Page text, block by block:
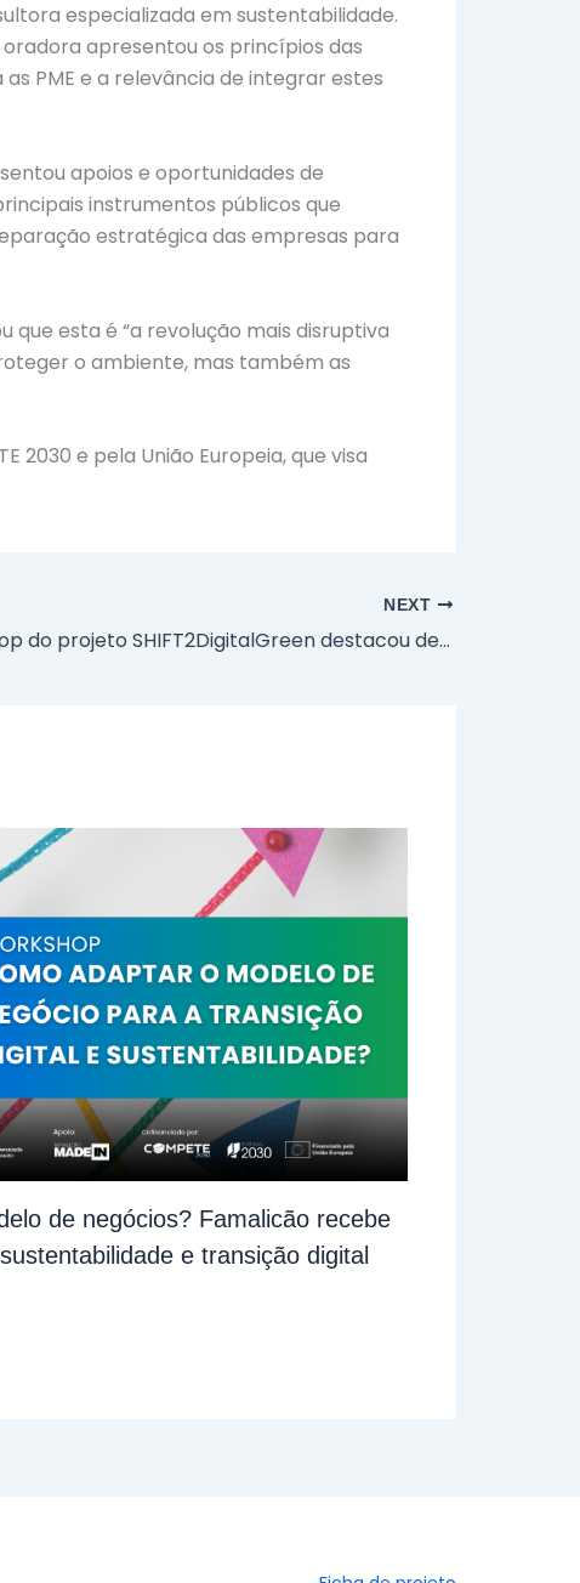
especializada em sustentabilidade.
apresentou os princípios das
PME e a relevância de integrar estes
apoios e oportunidades de
instrumentos públicos que
estratégica das empresas para
que esta é “a revolução mais disruptiva
o ambiente, mas também as
2030 e pela União Europeia, que visa
NEXT
Workshop do projeto SHIFT2DigitalGreen destacou desafios e oportunidades da transição digital e verde
de negócios? Famalicão recebe
e transição digital